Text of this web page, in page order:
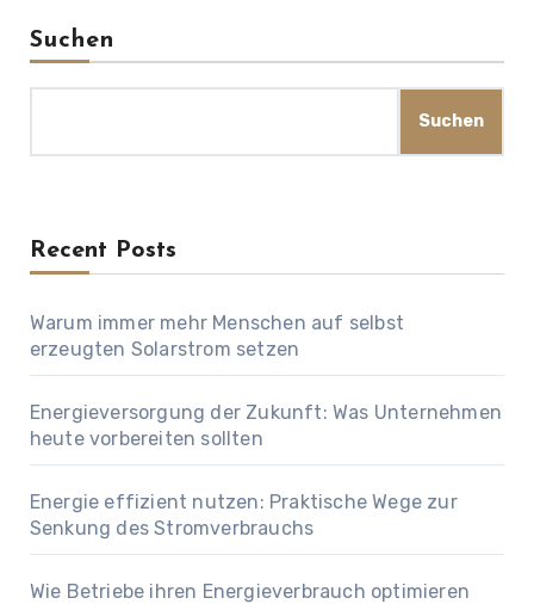
Suchen
Suchen
Recent Posts
Warum immer mehr Menschen auf selbst
erzeugten Solarstrom setzen
Energieversorgung der Zukunft: Was Unternehmen
heute vorbereiten sollten
Energie effizient nutzen: Praktische Wege zur
Senkung des Stromverbrauchs
Wie Betriebe ihren Energieverbrauch optimieren